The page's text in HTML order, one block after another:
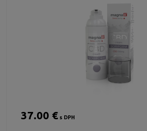
37.00 €s DPH